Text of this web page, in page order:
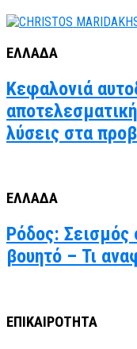
ΕΛΛΑΔΑ
Κεφαλονιά
λύσεις στα
ΕΛΛΑΔΑ
Ρόδος: Σεισμός
βουητό – Τι
ΕΠΙΚΑΙΡΟΤΗΤΑ